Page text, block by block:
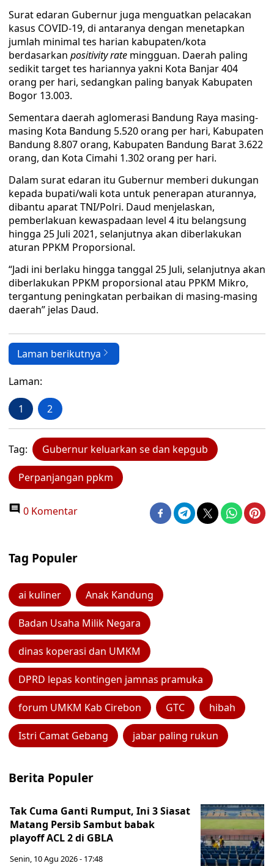
Surat edaran Gubernur juga menguatkan pelacakan
kasus COVID-19, di antaranya dengan menetapkan
jumlah minimal tes harian kabupaten/kota
berdasarkan positivity rate mingguan. Daerah paling
sedikit target tes hariannya yakni Kota Banjar 404
orang per hari, sedangkan paling banyak Kabupaten
Bogor 13.003.
Sementara daerah aglomerasi Bandung Raya masing-
masing Kota Bandung 5.520 orang per hari, Kabupaten
Bandung 8.807 orang, Kabupaten Bandung Barat 3.622
orang, dan Kota Cimahi 1.302 orang per hari.
Dalam surat edaran itu Gubernur memberi dukungan
kepada bupati/wali kota untuk penerapan aturannya,
dibantu aparat TNI/Polri. Daud menjelaskan,
pemberlakuan kewaspadaan level 4 itu belangsung
hingga 25 Juli 2021, selanjutnya akan diberlakukan
aturan PPKM Proporsional.
“Jadi ini berlaku hingga tanggal 25 Juli, selanjutnya akan
diberlakukan PPKM proporsional atau PPKM Mikro,
tergantung peningkatan perbaikan di masing-masing
daerah” jelas Daud.
Laman berikutnya
Laman:
1 2
Tag: Gubernur keluarkan se dan kepgub
Perpanjangan ppkm
0 Komentar
Tag Populer
ai kuliner Anak Kandung
Badan Usaha Milik Negara
dinas koperasi dan UMKM
DPRD lepas kontingen jamnas pramuka
forum UMKM Kab Cirebon GTC hibah
Istri Camat Gebang jabar paling rukun
Berita Populer
Tak Cuma Ganti Rumput, Ini 3 Siasat
Matang Persib Sambut babak
playoff ACL 2 di GBLA
Senin, 10 Agu 2026 - 17:48